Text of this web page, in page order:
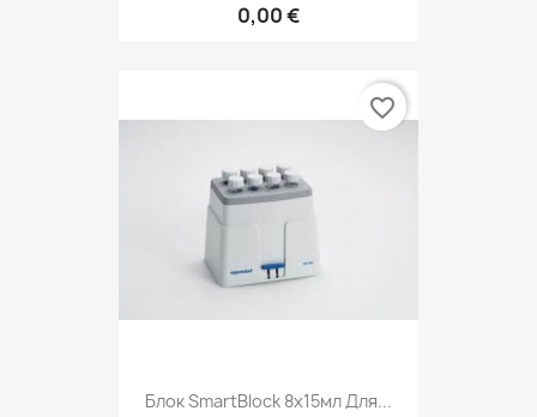
0,00 €
Блок SmartBlock 8x15мл Для...
favorite_border